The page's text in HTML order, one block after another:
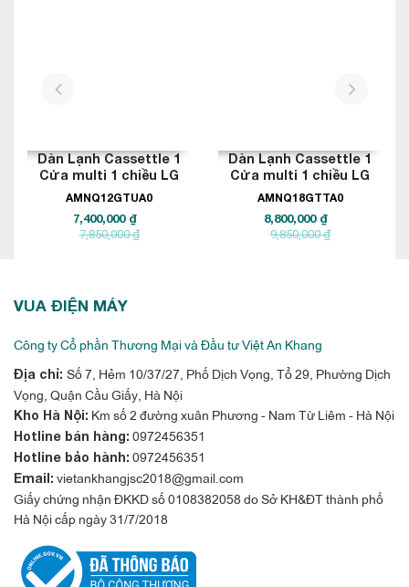
thống.
Dàn Lạnh Cassettle 1
Cửa multi 1 chiều LG
12.000BTU
AMNQ12GTUA0
7,400,000 ₫
7,850,000 ₫
Dàn Lạnh Cassettle 1
Cửa multi 1 chiều LG
18.000BTU
AMNQ18GTTA0
8,800,000 ₫
9,850,000 ₫
VUA ĐIỆN MÁY
Công ty Cổ phần Thương Mại và Đầu tư Việt An Khang
Địa chỉ: Số 7, Hẻm 10/37/27, Phố Dịch Vọng, Tổ 29, Phường Dịch
Vọng, Quận Cầu Giấy, Hà Nội
Kho Hà Nội: Km số 2 đường xuân Phương - Nam Từ Liêm - Hà Nội
Hotline bán hàng: 0972456351
Hotline bảo hành: 0972456351
Email: vietankhangjsc2018@gmail.com
Giấy chứng nhận ĐKKD số 0108382058 do Sở KH&ĐT thành phố
Hà Nội cấp ngày 31/7/2018